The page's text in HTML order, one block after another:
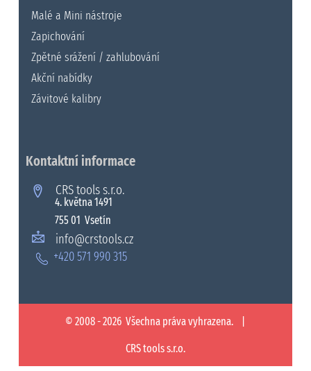
Malé a Mini nástroje
Zapichování
Zpětné srážení / zahlubování
Akční nabídky
Závitové kalibry
Kontaktní informace
CRS tools s.r.o.
4. května 1491
755 01 Vsetín
info@crstools.cz
+420 571 990 315
© 2008 - 2026 Všechna práva vyhrazena. |
CRS tools s.r.o.